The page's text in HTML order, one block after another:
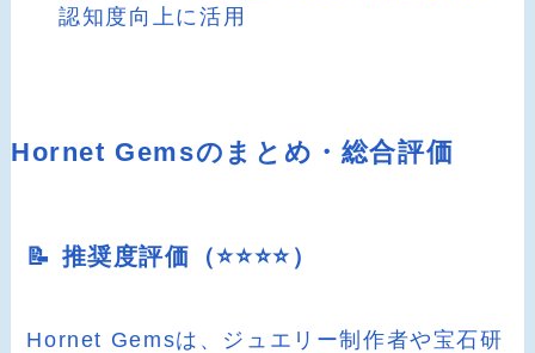
認知度向上に活用
Hornet Gemsのまとめ・総合評価
📝 推奨度評価（⭐️⭐️⭐️⭐️）
Hornet Gemsは、ジュエリー制作者や宝石研